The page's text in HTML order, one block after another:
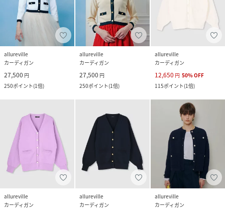
allureville
カーディガン
27,500 円
250ポイント(1倍)
allureville
カーディガン
27,500 円
250ポイント(1倍)
allureville
カーディガン
12,650 円 50%OFF
115ポイント(1倍)
allureville
カーディガン
allureville
カーディガン
allureville
カーディガン